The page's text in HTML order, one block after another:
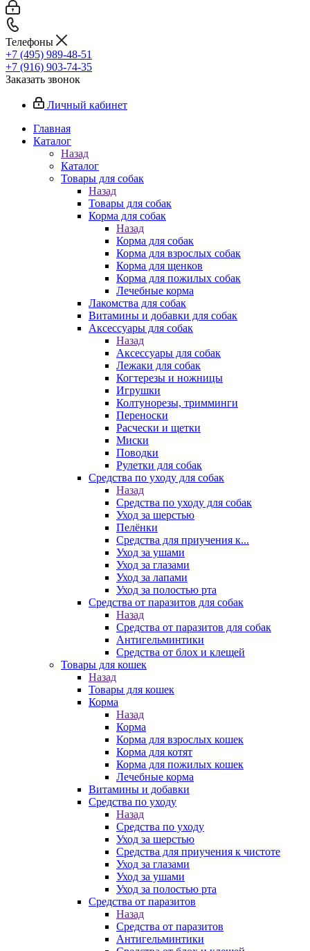
Телефоны
+7 (495) 989-48-51
+7 (916) 903-74-35
Заказать звонок
Личный кабинет
Главная
Каталог
Назад
Каталог
Товары для собак
Назад
Товары для собак
Корма для собак
Назад
Корма для собак
Корма для взрослых собак
Корма для щенков
Корма для пожилых собак
Лечебные корма
Лакомства для собак
Витамины и добавки для собак
Аксессуары для собак
Назад
Аксессуары для собак
Лежаки для собак
Когтерезы и ножницы
Игрушки
Колтунорезы, тримминги
Переноски
Расчески и щетки
Миски
Поводки
Рулетки для собак
Средства по уходу для собак
Назад
Средства по уходу для собак
Уход за шерстью
Пелёнки
Средства для приучения к...
Уход за ушами
Уход за глазами
Уход за лапами
Уход за полостью рта
Средства от паразитов для собак
Назад
Средства от паразитов для собак
Антигельминтики
Средства от блох и клещей
Товары для кошек
Назад
Товары для кошек
Корма
Назад
Корма
Корма для взрослых кошек
Корма для котят
Корма для пожилых кошек
Лечебные корма
Витамины и добавки
Средства по уходу
Назад
Средства по уходу
Уход за шерстью
Средства для приучения к чистоте
Уход за глазами
Уход за ушами
Уход за полостью рта
Средства от паразитов
Назад
Средства от паразитов
Антигельминтики